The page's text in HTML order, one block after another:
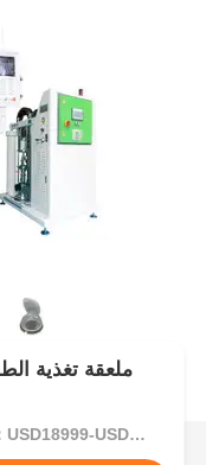
ملعقة تغذية
الأسعار：USD18999-USD34999per set